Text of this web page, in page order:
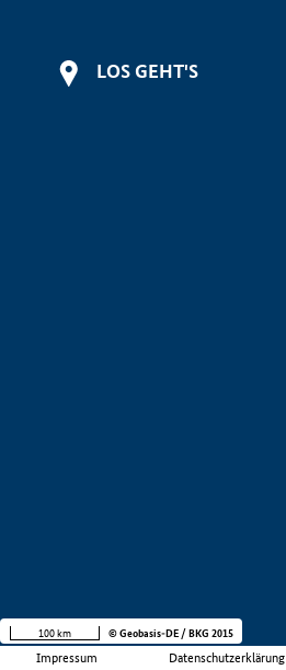
LOS GEHT'S
Impressum Datenschutzerklärung
100 km © Geobasis-DE / BKG 2015